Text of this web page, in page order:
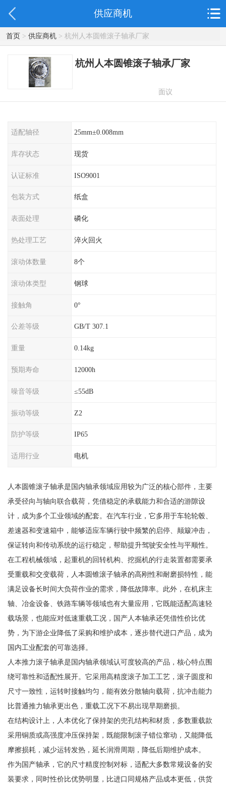
供应商机
首页> 供应商机> 杭州人本圆锥滚子轴承厂家
杭州人本圆锥滚子轴承厂家
面议
适配轴径 25mm±0.008mm
库存状态 现货
认证标准 ISO9001
包装方式 纸盒
表面处理 磷化
热处理工艺 淬火回火
滚动体数量 8个
滚动体类型 钢球
接触角 0°
公差等级 GB/T 307.1
重量 0.14kg
预期寿命 12000h
噪音等级 ≤55dB
振动等级 Z2
防护等级 IP65
适用行业 电机
人本圆锥滚子轴承是国内轴承领域应用较为广泛的核心部件，主要
承受径向与轴向联合载荷，凭借稳定的承载能力和合适的游隙设
计，成为多个工业领域的配套。在汽车行业，它多用于车轮轮毂、
差速器和变速箱中，能够适应车辆行驶中频繁的启停、颠簸冲击，
保证转向和传动系统的运行稳定，帮助提升驾驶安全性与平顺性。
在工程机械领域，起重机的回转机构、挖掘机的行走装置都需要承
受重载和交变载荷，人本圆锥滚子轴承的高刚性和耐磨损特性，能
满足设备长时间大负荷作业的需求，降低故障率。此外，在机床主
轴、冶金设备、铁路车辆等领域也有大量应用，它既能适配高速轻
载场景，也能应对低速重载工况，国产人本轴承还凭借性价比优
势，为下游企业降低了采购和维护成本，逐步替代进口产品，成为
国内工业配套的可靠选择。
人本推力滚子轴承是国内轴承领域认可度较高的产品，核心特点围
绕可靠性和适配性展开。它采用高精度滚子加工工艺，滚子圆度和
尺寸一致性，运转时接触均匀，能有效分散轴向载荷，抗冲击能力
比普通推力轴承更出色，重载工况下不易出现早期磨损。
在结构设计上，人本优化了保持架的兜孔结构和材质，多数重载款
采用铜质或高强度冲压保持架，既能限制滚子错位窜动，又能降低
摩擦损耗，减少运转发热，延长润滑周期，降低后期维护成本。
作为国产轴承，它的尺寸精度控制对标，适配大多数常规设备的安
装要求，同时性价比优势明显，比进口同规格产品成本更低，供货